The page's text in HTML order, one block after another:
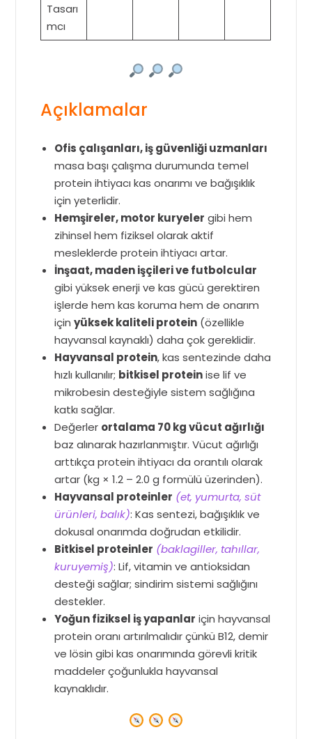
Tasarı
mcı
Açıklamalar
Ofis çalışanları, iş güvenliği uzmanları
masa başı çalışma durumunda temel
protein ihtiyacı kas onarımı ve bağışıklık
için yeterlidir.
Hemşireler, motor kuryeler gibi hem
zihinsel hem fiziksel olarak aktif
mesleklerde protein ihtiyacı artar.
İnşaat, maden işçileri ve futbolcular
gibi yüksek enerji ve kas gücü gerektiren
işlerde hem kas koruma hem de onarım
içinyüksek kaliteli protein (özellikle
hayvansal kaynaklı) daha çok gereklidir.
Hayvansal protein, kas sentezinde daha
hızlı kullanılır; bitkisel proteinise lif ve
mikrobesin desteğiyle sistem sağlığına
katkı sağlar.
Değerler ortalama 70 kg vücut ağırlığı
baz alınarak hazırlanmıştır. Vücut ağırlığı
arttıkça protein ihtiyacı da orantılı olarak
artar (kg × 1.2 – 2.0 g formülü üzerinden).
Hayvansal proteinler (et, yumurta, süt
ürünleri, balık): Kas sentezi, bağışıklık ve
dokusal onarımda doğrudan etkilidir.
Bitkisel proteinler (baklagiller, tahıllar,
kuruyemiş): Lif, vitamin ve antioksidan
desteği sağlar; sindirim sistemi sağlığını
destekler.
Yoğun fiziksel iş yapanlar için hayvansal
protein oranı artırılmalıdır çünkü B12, demir
ve lösin gibi kas onarımında görevli kritik
maddeler çoğunlukla hayvansal
kaynaklıdır.